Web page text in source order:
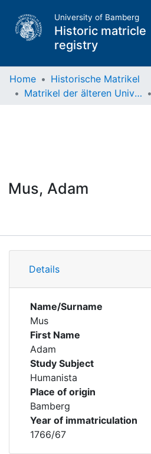
University of Bamberg
Historic matricle
registry
Home
Historische Matrikel
Matrikel der älteren Universität
Mus, Adam
Details
Details
Name/Surname
Mus
First Name
Adam
Study Subject
Humanista
Place of origin
Bamberg
Year of immatriculation
1766/67